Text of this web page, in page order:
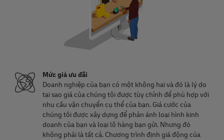
Mức giá ưu đãi
Doanh nghiệp của bạn có một không hai và đó là lý do
tại sao giá của chúng tôi được tùy chỉnh để phù hợp với
nhu cầu vận chuyển cụ thể của bạn. Giá cước của
chúng tôi được xây dựng để phản ánh loại hình kinh
doanh của bạn và loại lô hàng bạn gửi. Nhưng đó
không phải là tất cả. Chương trình định giá động của